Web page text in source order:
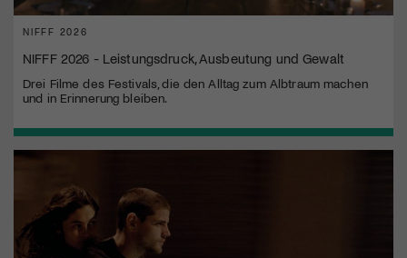
NIFFF 2026
NIFFF 2026 - Leistungsdruck, Ausbeutung und Gewalt
Drei Filme des Festivals, die den Alltag zum Albtraum machen
und in Erinnerung bleiben.